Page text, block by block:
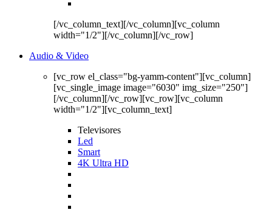
[/vc_column_text][/vc_column][vc_column
width="1/2"][/vc_column][/vc_row]
Audio & Video
[vc_row el_class="bg-yamm-content"][vc_column]
[vc_single_image image="6030" img_size="250"]
[/vc_column][/vc_row][vc_row][vc_column
width="1/2"][vc_column_text]
Televisores
Led
Smart
4K Ultra HD